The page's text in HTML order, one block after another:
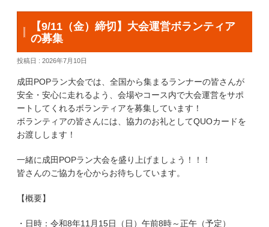
ゲストランナー・招待選手
エントリー
コース&アクセス
Q&A | お問い合わせ
【9/11（金）締切】大会運営ボランティア
の募集
投稿日 : 2026年7月10日
成田POPラン大会では、全国から集まるランナーの皆さんが
安全・安心に走れるよう、会場やコース内で大会運営をサポ
ートしてくれるボランティアを募集しています！
ボランティアの皆さんには、協力のお礼としてQUOカードを
お渡しします！
一緒に成田POPラン大会を盛り上げましょう！！！
皆さんのご協力を心からお待ちしています。
【概要】
・日時：令和8年11月15日（日）午前8時～正午（予定）